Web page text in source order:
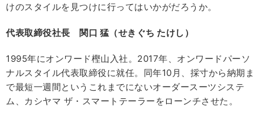
けのスタイルを見つけに行ってはいかがだろうか。
代表取締役社長 関口 猛（せきぐち たけし）
1995年にオンワード樫山入社。2017年、オンワードパーソ
ナルスタイル代表取締役に就任。同年10月、採寸から納期ま
で最短一週間というこれまでにないオーダースーツシステ
ム、カシヤマ ザ・スマートテーラーをローンチさせた。